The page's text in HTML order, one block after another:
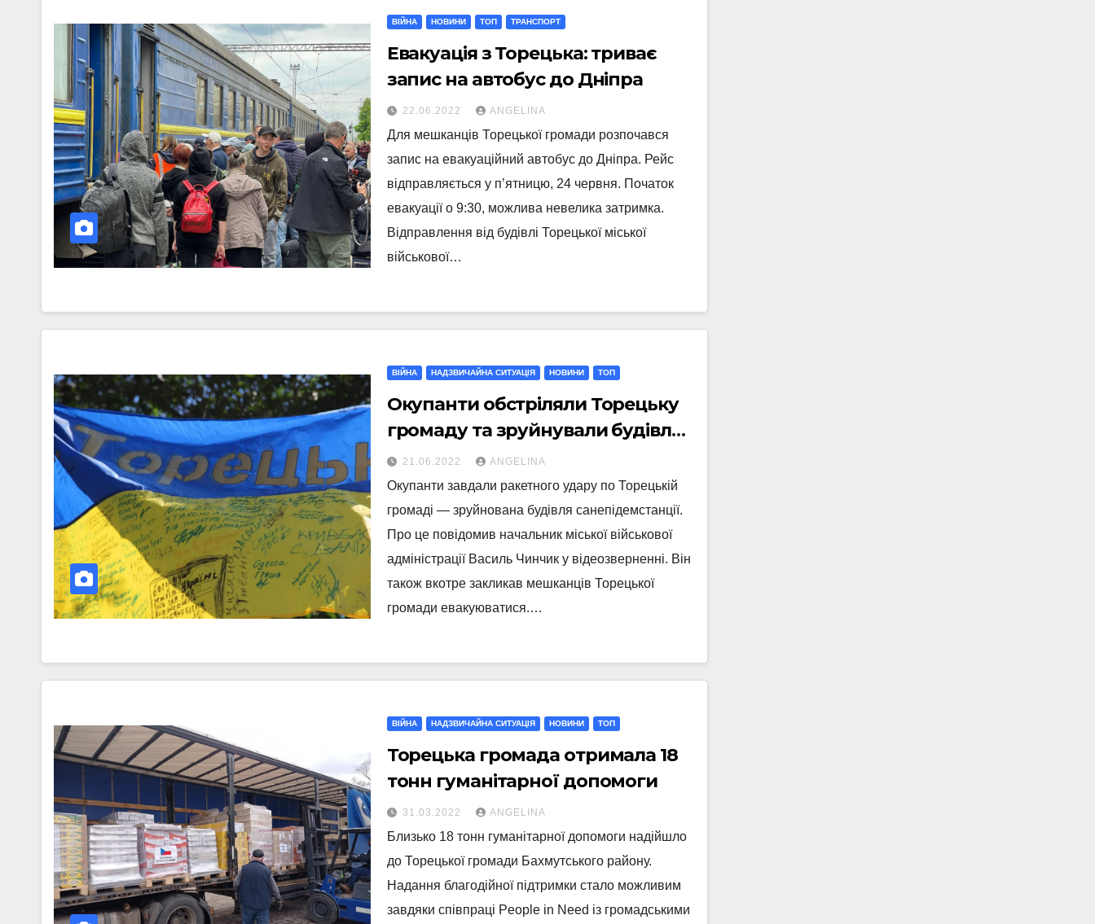
ВІЙНА НОВИНИ ТОП ТРАНСПОРТ
Евакуація з Торецька: триває
запис на автобус до Дніпра
22.06.2022 ANGELINA
Для мешканців Торецької громади розпочався
запис на евакуаційний автобус до Дніпра. Рейс
відправляється у п’ятницю, 24 червня. Початок
евакуації о 9:30, можлива невелика затримка.
Відправлення від будівлі Торецької міської
військової…
ВІЙНА НАДЗВИЧАЙНА СИТУАЦІЯ НОВИНИ ТОП
Окупанти обстріляли Торецьку
громаду та зруйнували будівлю
санепідемстанції
21.06.2022 ANGELINA
Окупанти завдали ракетного удару по Торецькій
громаді — зруйнована будівля санепідемстанції.
Про це повідомив начальник міської військової
адміністрації Василь Чинчик у відеозверненні. Він
також вкотре закликав мешканців Торецької
громади евакуюватися.…
ВІЙНА НАДЗВИЧАЙНА СИТУАЦІЯ НОВИНИ ТОП
Торецька громада отримала 18
тонн гуманітарної допомоги
31.03.2022 ANGELINA
Близько 18 тонн гуманітарної допомоги надійшло
до Торецької громади Бахмутського району.
Надання благодійної підтримки стало можливим
завдяки співпраці People in Need із громадськими